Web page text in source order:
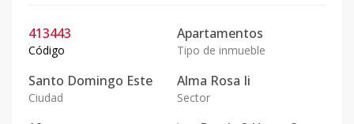
413443
Código
Apartamentos
Tipo de inmueble
Santo Domingo Este
Ciudad
Alma Rosa Ii
Sector